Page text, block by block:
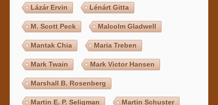
Lázár Ervin Lénárt Gitta
M. Scott Peck Malcolm Gladwell
Mantak Chia Maria Treben
Mark Twain Mark Victor Hansen
Marshall B. Rosenberg
Martin E. P. Seligman Martin Schuster